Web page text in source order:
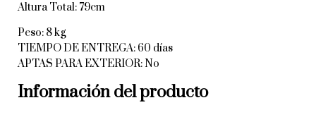
Altura Total: 79cm
Peso: 8 kg
TIEMPO DE ENTREGA: 60 días
APTAS PARA EXTERIOR: No
Información del producto